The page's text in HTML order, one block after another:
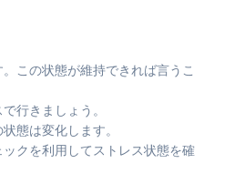
。この状態が維持できれば言うこ
行きましょう。
態は変化します。
クを利用してストレス状態を確